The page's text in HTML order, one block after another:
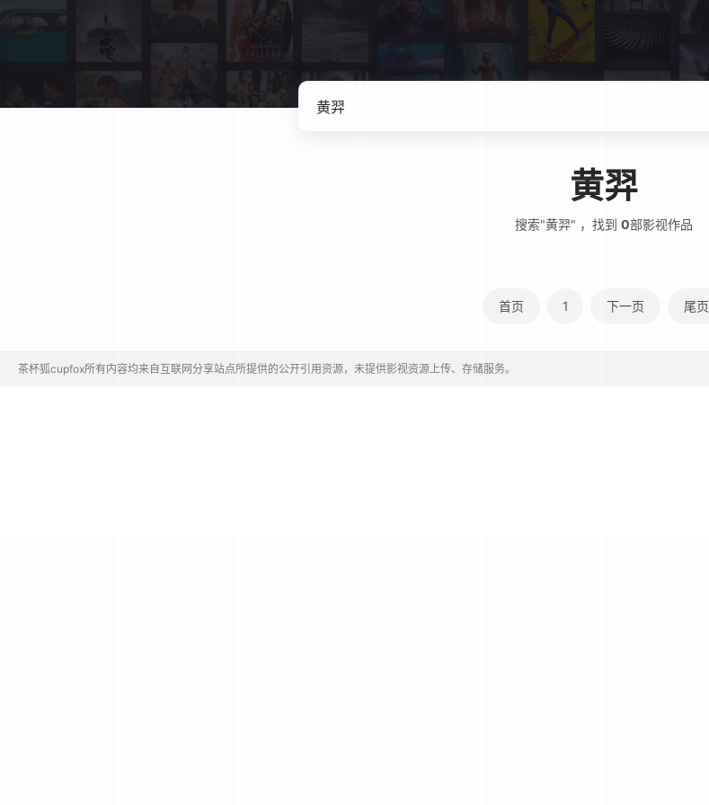
黄羿
搜索"黄羿" ，找到 0部影视作品
首页 1 下一页 尾页
茶杯狐cupfox所有内容均来自互联网分享站点所提供的公开引用资源，未提供影视资源上传、存储服务。